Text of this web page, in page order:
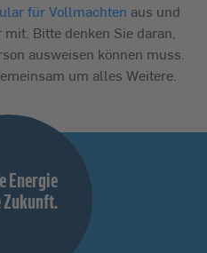
für Vollmachten aus und
Bitte denken Sie daran,
ausweisen können muss.
um alles Weitere.
Energie